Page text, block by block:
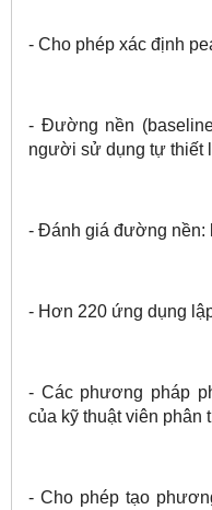
- Cho phép xác định
- Đường nền
người sử dụng tự thiết
- Đánh giá đường nền:
- Hơn 220 ứng dụng
- Các phương pháp
của kỹ thuật viên phân
- Cho phép tạo